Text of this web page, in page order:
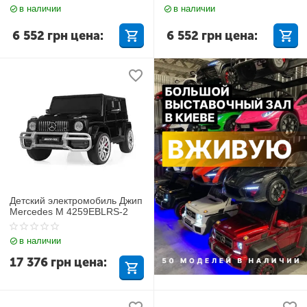
в наличии
6 552 грн цена:
в наличии
6 552 грн цена:
Детский электромобиль Джип
Mercedes M 4259EBLRS-2
в наличии
17 376 грн цена: